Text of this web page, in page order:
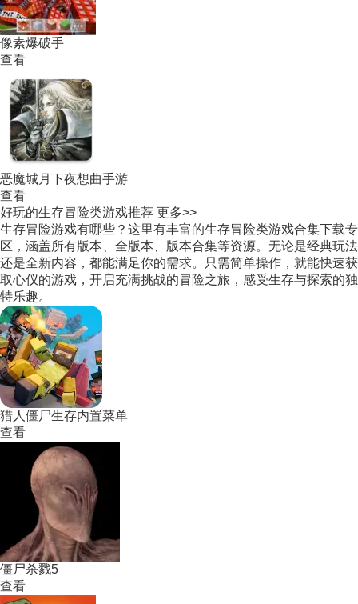
像素爆破手
查看
恶魔城月下夜想曲手游
查看
好玩的生存冒险类游戏推荐 更多>>
生存冒险游戏有哪些？这里有丰富的生存冒险类游戏合集下载专
区，涵盖所有版本、全版本、版本合集等资源。无论是经典玩法
还是全新内容，都能满足你的需求。只需简单操作，就能快速获
取心仪的游戏，开启充满挑战的冒险之旅，感受生存与探索的独
特乐趣。
猎人僵尸生存内置菜单
查看
僵尸杀戮5
查看